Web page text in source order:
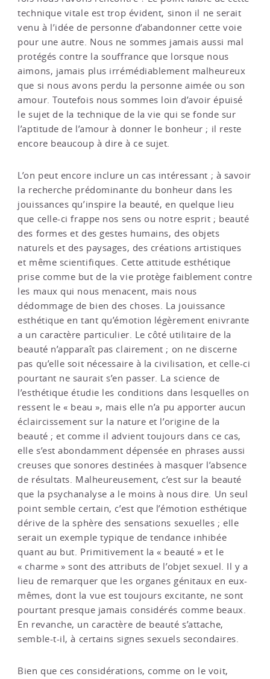
technique vitale est trop évident, sinon il ne serait
venu à l’idée de personne d’abandonner cette voie
pour une autre. Nous ne sommes jamais aussi mal
protégés contre la souffrance que lorsque nous
aimons, jamais plus irrémédiablement malheureux
que si nous avons perdu la personne aimée ou son
amour. Toutefois nous sommes loin d’avoir épuisé
le sujet de la technique de la vie qui se fonde sur
l’aptitude de l’amour à donner le bonheur ; il reste
encore beaucoup à dire à ce sujet.
L’on peut encore inclure un cas intéressant ; à savoir
la recherche prédominante du bonheur dans les
jouissances qu’inspire la beauté, en quelque lieu
que celle-ci frappe nos sens ou notre esprit ; beauté
des formes et des gestes humains, des objets
naturels et des paysages, des créations artistiques
et même scientifiques. Cette attitude esthétique
prise comme but de la vie protège faiblement contre
les maux qui nous menacent, mais nous
dédommage de bien des choses. La jouissance
esthétique en tant qu’émotion légèrement enivrante
a un caractère particulier. Le côté utilitaire de la
beauté n’apparaît pas clairement ; on ne discerne
pas qu’elle soit nécessaire à la civilisation, et celle-ci
pourtant ne saurait s’en passer. La science de
l’esthétique étudie les conditions dans lesquelles on
ressent le « beau », mais elle n’a pu apporter aucun
éclaircissement sur la nature et l’origine de la
beauté ; et comme il advient toujours dans ce cas,
elle s’est abondamment dépensée en phrases aussi
creuses que sonores destinées à masquer l’absence
de résultats. Malheureusement, c’est sur la beauté
que la psychanalyse a le moins à nous dire. Un seul
point semble certain, c’est que l’émotion esthétique
dérive de la sphère des sensations sexuelles ; elle
serait un exemple typique de tendance inhibée
quant au but. Primitivement la « beauté » et le
« charme » sont des attributs de l’objet sexuel. Il y a
lieu de remarquer que les organes génitaux en eux-
mêmes, dont la vue est toujours excitante, ne sont
pourtant presque jamais considérés comme beaux.
En revanche, un caractère de beauté s’attache,
semble-t-il, à certains signes sexuels secondaires.
Bien que ces considérations, comme on le voit,